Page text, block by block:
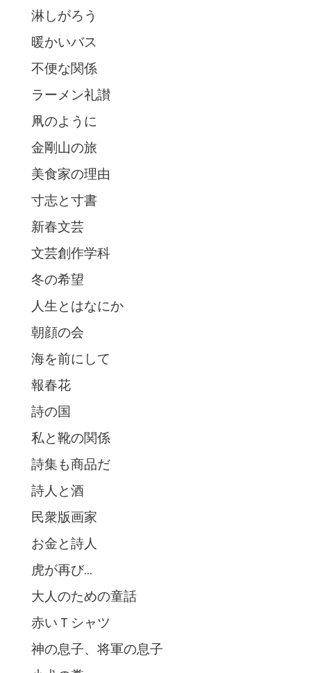
淋しがろう
暖かいバス
不便な関係
ラーメン礼讃
凧のように
金剛山の旅
美食家の理由
寸志と寸書
新春文芸
文芸創作学科
冬の希望
人生とはなにか
朝顔の会
海を前にして
報春花
詩の国
私と靴の関係
詩集も商品だ
詩人と酒
民衆版画家
お金と詩人
虎が再び…
大人のための童話
赤いＴシャツ
神の息子、将軍の息子